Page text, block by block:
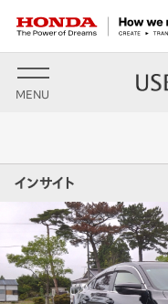
MENU
インサイト